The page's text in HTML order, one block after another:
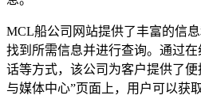
MCL船公司网站提供了丰富的信
找到所需信息并进行查询。通过
话等方式，该公司为客户提供了
与媒体中心”页面上，用户可以获